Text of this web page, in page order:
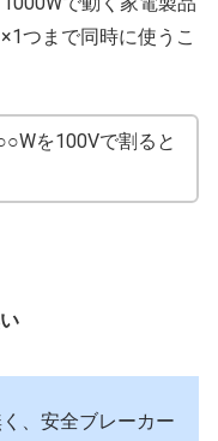
つまで同時に使うこ
を100Vで割ると
、安全ブレーカー